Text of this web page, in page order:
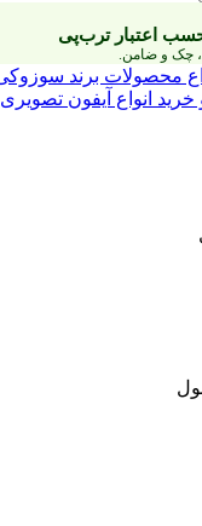
اعتبار ترب‌پی
انواع آیفون تصویری